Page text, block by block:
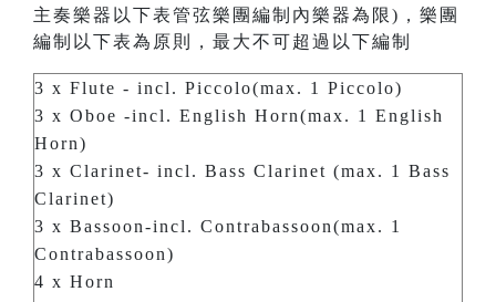
主奏樂器以下表管弦樂團編制內樂器為限)，樂團
編制以下表為原則，最大不可超過以下編制
3 x Flute - incl. Piccolo(max. 1 Piccolo)
3 x Oboe -incl. English Horn(max. 1 English
Horn)
3 x Clarinet- incl. Bass Clarinet (max. 1 Bass
Clarinet)
3 x Bassoon-incl. Contrabassoon(max. 1
Contrabassoon)
4 x Horn